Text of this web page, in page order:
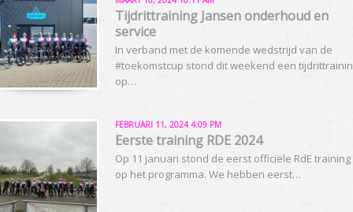
Tijdrittraining Jansen onderhoud en
service
In verband met de komende wedstrijd van de
#toekomstcup stond dit weekend een
op…
FEBRUARI 11, 2024 4:09 PM
Eerste training RDE 2024
Op 11 januari stond de eerst officiële RdE training
op het programma. We hebben eerst…